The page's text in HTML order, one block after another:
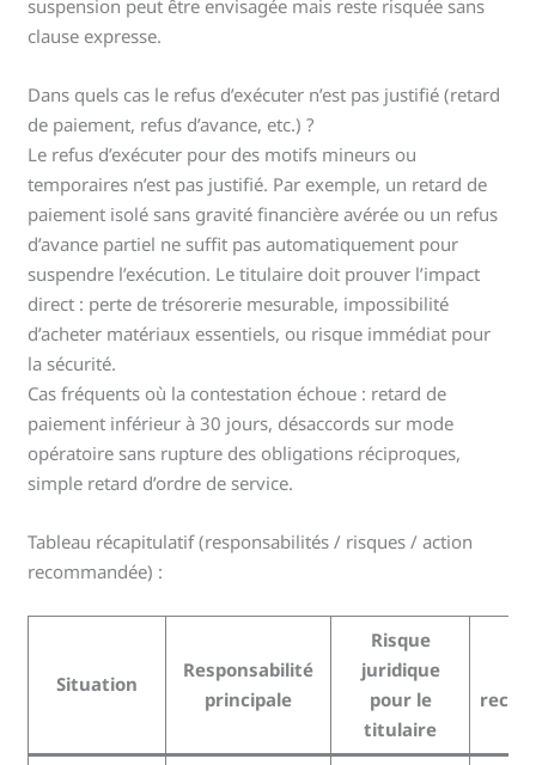
suspension peut être envisagée mais reste risquée sans
clause expresse.
Dans quels cas le refus d’exécuter n’est pas justifié (retard
de paiement, refus d’avance, etc.) ?
Le refus d’exécuter pour des motifs mineurs ou
temporaires n’est pas justifié. Par exemple, un retard de
paiement isolé sans gravité financière avérée ou un refus
d’avance partiel ne suffit pas automatiquement pour
suspendre l’exécution. Le titulaire doit prouver l’impact
direct : perte de trésorerie mesurable, impossibilité
d’acheter matériaux essentiels, ou risque immédiat pour
la sécurité.
Cas fréquents où la contestation échoue : retard de
paiement inférieur à 30 jours, désaccords sur mode
opératoire sans rupture des obligations réciproques,
simple retard d’ordre de service.
Tableau récapitulatif (responsabilités / risques / action
recommandée) :
Situation
Responsabilité
principale
Risque
juridique
pour le
titulaire